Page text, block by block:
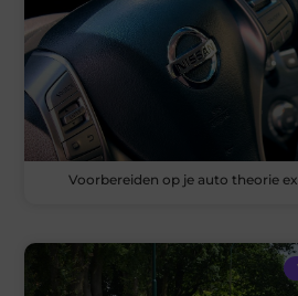
Voorbereiden op je auto theorie